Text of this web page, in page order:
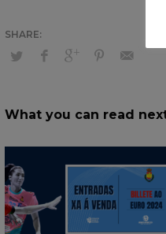
What you can read